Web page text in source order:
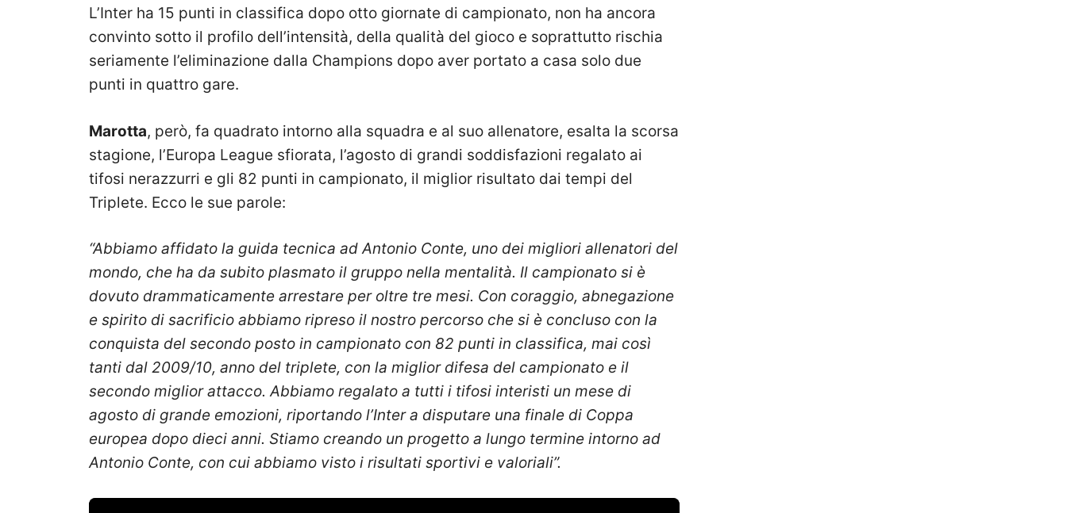
L’Inter ha 15 punti in classifica dopo otto giornate di campionato, non ha ancora
convinto sotto il profilo dell’intensità, della qualità del gioco e soprattutto rischia
seriamente l’eliminazione dalla Champions dopo aver portato a casa solo due
punti in quattro gare.
Marotta, però, fa quadrato intorno alla squadra e al suo allenatore, esalta la scorsa
stagione, l’Europa League sfiorata, l’agosto di grandi soddisfazioni regalato ai
tifosi nerazzurri e gli 82 punti in campionato, il miglior risultato dai tempi del
Triplete. Ecco le sue parole:
“Abbiamo affidato la guida tecnica ad Antonio Conte, uno dei migliori allenatori del
mondo, che ha da subito plasmato il gruppo nella mentalità. Il campionato si è
dovuto drammaticamente arrestare per oltre tre mesi. Con coraggio, abnegazione
e spirito di sacrificio abbiamo ripreso il nostro percorso che si è concluso con la
conquista del secondo posto in campionato con 82 punti in classifica, mai così
tanti dal 2009/10, anno del triplete, con la miglior difesa del campionato e il
secondo miglior attacco. Abbiamo regalato a tutti i tifosi interisti un mese di
agosto di grande emozioni, riportando l’Inter a disputare una finale di Coppa
europea dopo dieci anni. Stiamo creando un progetto a lungo termine intorno ad
Antonio Conte, con cui abbiamo visto i risultati sportivi e valoriali”.